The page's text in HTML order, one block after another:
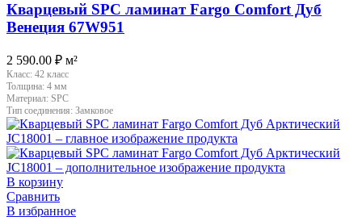
Кварцевый SPC ламинат Fargo Comfort Дуб
Венеция 67W951
2 590.00 ₽ м²
Класс: 42 класс
Толщина: 4 мм
Материал: SPC
Тип соединения: Замковое
В корзину
Сравнить
В избранное